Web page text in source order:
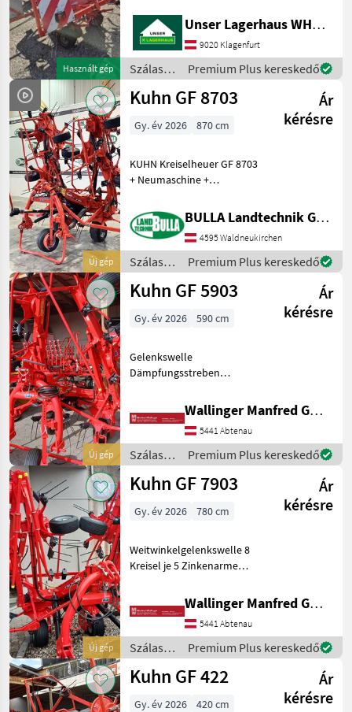
Használt gép
telefonisch, ob die von
Ihnen angefragte Maschine
aktuell bei uns am Lager
steht. Wir inser
Unser Lagerhaus WHG, Kärnten, Klagenfurt
9020 Klagenfurt
Szálastakarmány
betakarítók
/ Kuhn
Premium Plus kereskedő
Új gép
Kuhn GF 8703
Ár
kérésre
Gy. év 2026 870 cm
KUHN Kreiselheuer GF 8703
+ Neumaschine +
Kreisel + 2 Stoßdämper am
3 Punkt mit integrierten
Federn + hydraulische
Grenzstreueinrich
BULLA Landtechnik GmbH
4595 Waldneukirchen
Szálastakarmány
betakarítók
/ Kuhn
Premium Plus kereskedő
Új gép
Kuhn GF 5903
Ár
kérésre
Gy. év 2026 590 cm
Gelenkswelle
Dämpfungsstreben
Grenzstreueinrichtung
hydraulisch Schutzblech für
Räder Transportbreite: 2,
53m Transporthöhe: 3, 21m
6 Kreis
Wallinger Manfred GmbH.
5441 Abtenau
Szálastakarmány
betakarítók
/ Kuhn
Premium Plus kereskedő
Új gép
Kuhn GF 7903
Ár
kérésre
Gy. év 2026 780 cm
Weitwinkelgelenkswelle 8
Kreisel je 5 Zinkenarme
Transporthöhe: 3, 15m
Bereifung Kreisel in der
Mitte: 16x9.50-8 Bereifung
Kreisel außen :
Wallinger Manfred GmbH.
5441 Abtenau
Szálastakarmány
betakarítók
/ Kuhn
Premium Plus kereskedő
Kuhn GF 422
Ár
kérésre
Gy. év 2026 420 cm